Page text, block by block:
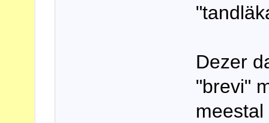
Dezer
"brevi"